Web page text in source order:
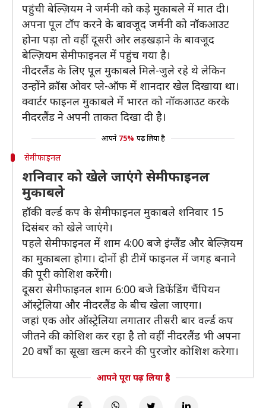
पहुंची बेल्ज़ियम ने जर्मनी को कड़े मुकाबले में मात दी।
अपना पूल टॉप करने के बावजूद जर्मनी को नॉकआउट
होना पड़ा तो वहीं दूसरी ओर लड़खड़ाने के बावजूद
बेल्ज़ियम सेमीफाइनल में पहुंच गया है।
नीदरलैंड के लिए पूल मुकाबले मिले-जुले रहे थे लेकिन
उन्होंने क्रॉस ओवर प्ले-ऑफ में शानदार खेल दिखाया था।
क्वार्टर फाइनल मुकाबले में भारत को नॉकआउट करके
नीदरलैंड ने अपनी ताकत दिखा दी है।
आपने 75% पढ़ लिया है
सेमीफाइनल
शनिवार को खेले जाएंगे सेमीफाइनल
मुकाबले
हॉकी वर्ल्ड कप के सेमीफाइनल मुकाबले शनिवार 15
दिसंबर को खेले जाएंगे।
पहले सेमीफाइनल में शाम 4:00 बजे इंग्लैंड और बेल्ज़ियम
का मुकाबला होगा। दोनों ही टीमें फाइनल में जगह बनाने
की पूरी कोशिश करेंगी।
दूसरा सेमीफाइनल शाम 6:00 बजे डिफेंडिंग चैंपियन
ऑस्ट्रेलिया और नीदरलैंड के बीच खेला जाएगा।
जहां एक ओर ऑस्ट्रेलिया लगातार तीसरी बार वर्ल्ड कप
जीतने की कोशिश कर रहा है तो वहीं नीदरलैंड भी अपना
20 वर्षों का सूखा खत्म करने की पुरजोर कोशिश करेगा।
आपने पूरा पढ़ लिया है